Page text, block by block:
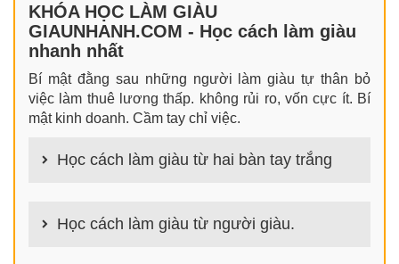
KHÓA HỌC LÀM GIÀU
GIAUNHANH.COM - Học cách làm giàu
nhanh nhất
Bí mật đằng sau những người làm giàu tự thân bỏ
việc làm thuê lương thấp. không rủi ro, vốn cực ít. Bí
mật kinh doanh. Cầm tay chỉ việc.
Học cách làm giàu từ hai bàn tay trắng
nhưng hiệu quả bất ngờ. Bạn có thể thành công ngay
cả khi không có gì trong tay.
Học cách làm giàu từ người giàu.